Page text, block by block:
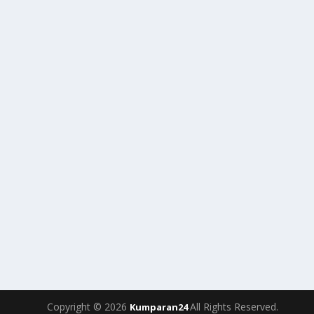
Copyright © 2026 Kumparan24All Rights Reserved.